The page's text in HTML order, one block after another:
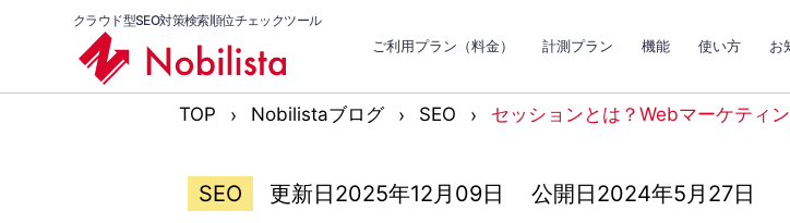
クラウド型SEO対策検索順位チェックツール
ご利用プラン（料金） 計測プラン 機能 使い方 お
TOP Nobilistaブログ SEO セッションとは？Webマーケティ
SEO 更新日2025年12月09日 公開日2024年5月27日